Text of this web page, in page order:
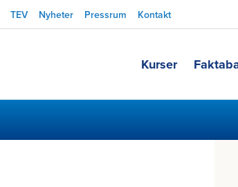
TEV Nyheter Pressrum Kontakt
Kurser